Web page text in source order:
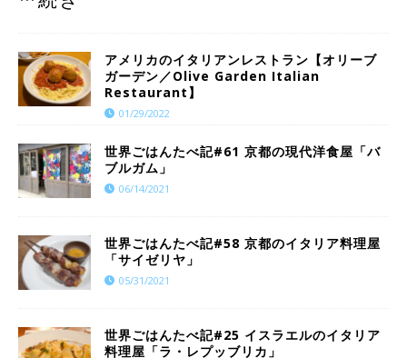
アメリカのイタリアンレストラン【オリーブ
ガーデン／Olive Garden Italian
Restaurant】
01/29/2022
世界ごはんたべ記#61 京都の現代洋食屋「バ
ブルガム」
06/14/2021
世界ごはんたべ記#58 京都のイタリア料理屋
「サイゼリヤ」
05/31/2021
世界ごはんたべ記#25 イスラエルのイタリア
料理屋「ラ・レプッブリカ」